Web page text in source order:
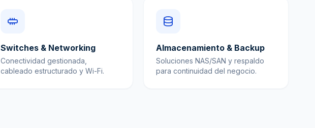
Switches & Networking
Conectividad gestionada,
cableado estructurado y Wi-Fi.
Almacenamiento & Backup
Soluciones NAS/SAN y respaldo
para continuidad del negocio.